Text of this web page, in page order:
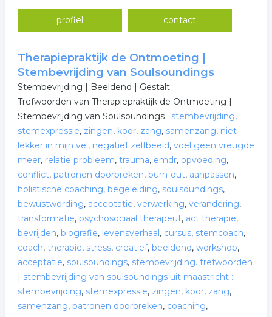
profiel contact
Therapiepraktijk de Ontmoeting |
Stembevrijding van Soulsoundings
Stembevrijding | Beeldend | Gestalt
Trefwoorden van Therapiepraktijk de Ontmoeting |
Stembevrijding van Soulsoundings : stembevrijding,
stemexpressie, zingen, koor, zang, samenzang, niet
lekker in mijn vel, negatief zelfbeeld, voel geen vreugde
meer, relatie probleem, trauma, emdr, opvoeding,
conflict, patronen doorbreken, burn-out, aanpassen,
holistische coaching, begeleiding, soulsoundings,
bewustwording, acceptatie, verwerking, verandering,
transformatie, psychosociaal therapeut, act therapie,
bevrijden, biografie, levensverhaal, cursus, stemcoach,
coach, therapie, stress, creatief, beeldend, workshop,
acceptatie, soulsoundings, stembevrijding. trefwoorden
| stembevrijding van soulsoundings uit maastricht :
stembevrijding, stemexpressie, zingen, koor, zang,
samenzang, patronen doorbreken, coaching,